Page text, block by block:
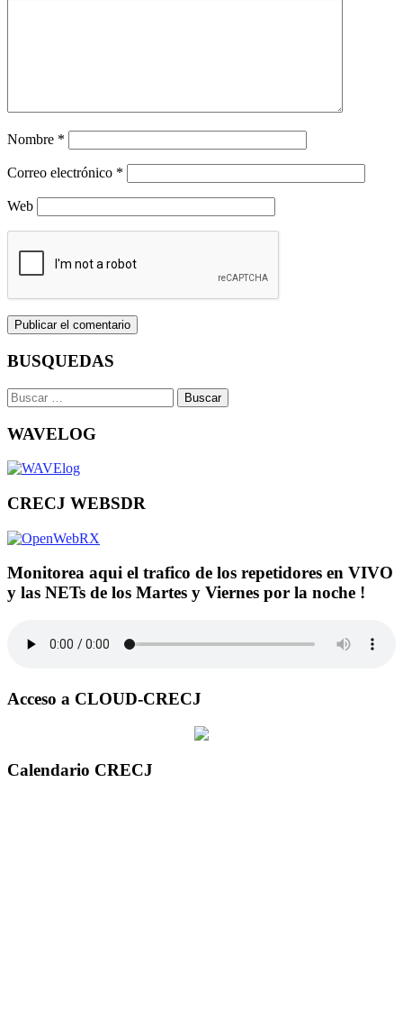
Nombre *
Correo electrónico *
Web
BUSQUEDAS
Buscar:
WAVELOG
CRECJ WEBSDR
Monitorea aqui el trafico de los repetidores en VIVO
y las NETs de los Martes y Viernes por la noche !
Acceso a CLOUD-CRECJ
Calendario CRECJ